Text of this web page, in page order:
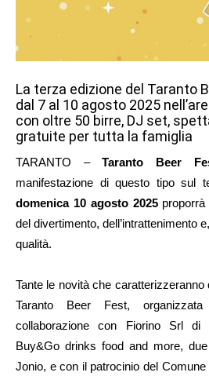
La terza edizione del Taranto
dal 7 al 10 agosto 2025
con oltre 50 birre, DJ set,
gratuite per tutta la famiglia
TARANTO –Taranto Beer
manifestazione di questo tipo sul
domenica 10 agosto 2025proporrà
del divertimento, dell’intrattenimento
qualità.
Tante le novità che
Taranto Beer Fest,
collaborazione con Fiorino Srl
Buy&Go drinks food and more,
Jonio, e con il patrocinio del Comune